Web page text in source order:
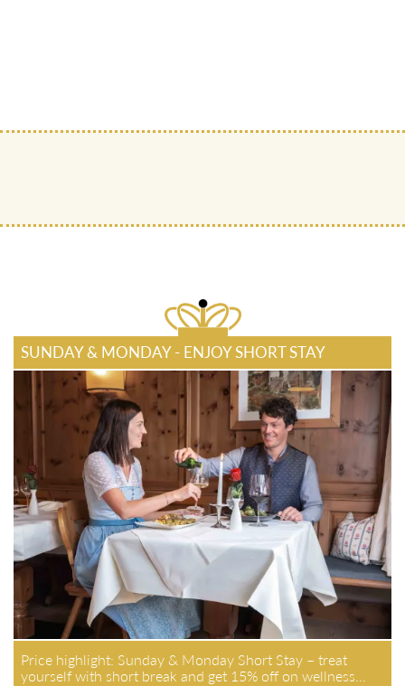
SUNDAY & MONDAY - ENJOY SHORT STAY
Price highlight: Sunday & Monday Short Stay – treat
yourself with short break and get 15% off on wellness…